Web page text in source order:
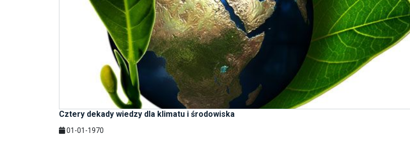
Cztery dekady wiedzy dla klimatu i środowiska
01-01-1970